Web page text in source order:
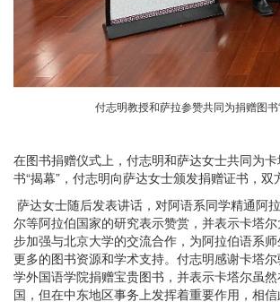
付志明教授和萨拉参赞共同为捐赠图书
在图书捐赠仪式上，付志明和萨达女士共同为
书“揭幕”，付志明向萨达女士颁发捐赠证书，双
萨达女士随后发表讲话，对阿语系同学精通阿
尔等阿拉伯国家的研究表示赞赏，并表示卡塔
步加强与北京大学的交流合作，为阿拉伯语系
更多的图书资源和学术支持。付志明感谢卡塔
学外国语学院捐赠宝贵图书，并表示卡塔尔虽
国，但在中东地区事务上发挥着重要作用，相